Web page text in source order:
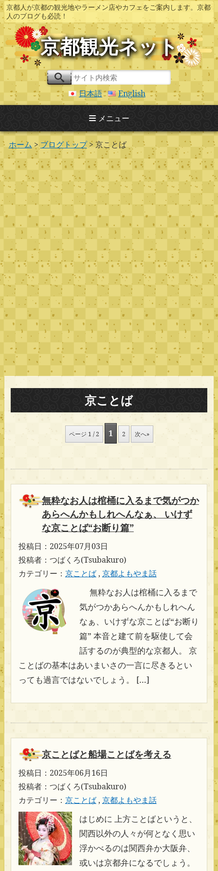
京都人が京都の観光地やラーメン店やカフェをご案内します。京都
人のブログも必読！
京都観光ネット
日本語 English
メニュー
ホーム >ブログトップ> 京ことば
京ことば
ページ 1 / 2 1 2 次へ»
無粋なお人は棺桶に入るまで気がつか
あらへんかもしれへんなぁ、 いけず
な京ことば“お断り篇”
投稿日：2025年07月03日
投稿者：つばくろ(Tsubakuro)
カテゴリー： 京ことば, 京都よもやま話
無粋なお人は棺桶に入るまで
気がつかあらへんかもしれへん
なぁ、いけずな京ことば“お断り
篇” 本音と建て前を駆使して会
話するのが典型的な京都人。 京
ことばの基本はあいまいさの一言に尽きるとい
っても過言ではないでしょう。 […]
京ことばと船場ことばを考える
投稿日：2025年06月16日
投稿者：つばくろ(Tsubakuro)
カテゴリー： 京ことば, 京都よもやま話
はじめに 上方ことばというと、
関西以外の人々が何となく思い
浮かべるのは関西弁か大阪弁、
或いは京都弁になるでしょう。